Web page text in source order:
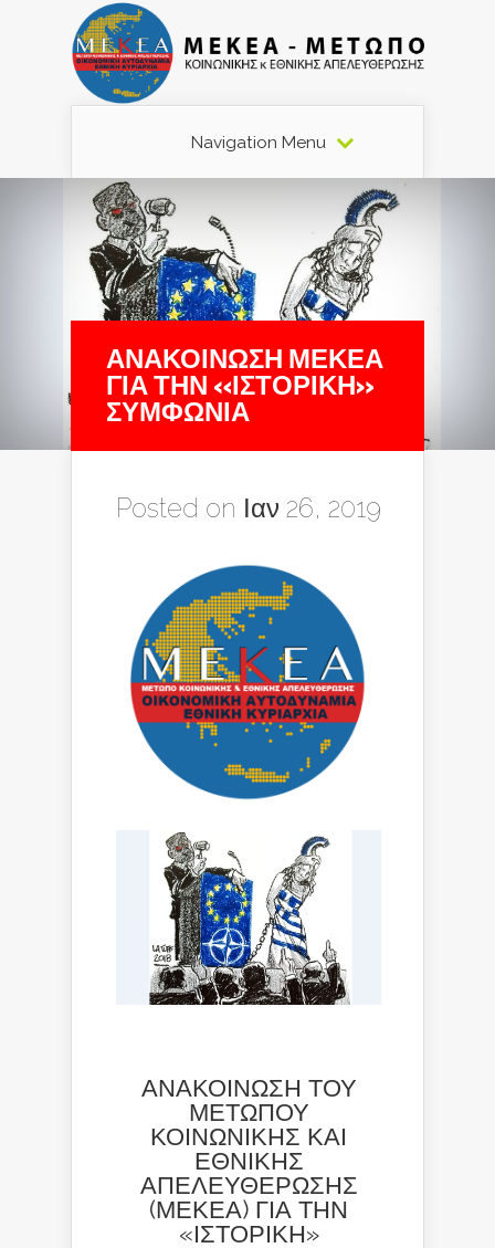
Navigation Menu
ΑΝΑΚΟΙΝΩΣΗ ΜΕΚΕΑ
ΓΙΑ ΤΗΝ «ΙΣΤΟΡΙΚΗ»
ΣΥΜΦΩΝΙΑ
Posted on Ιαν 26, 2019
ΑΝΑΚΟΙΝΩΣΗ ΤΟΥ
ΜΕΤΩΠΟΥ
ΚΟΙΝΩΝΙΚΗΣ ΚΑΙ
ΕΘΝΙΚΗΣ
ΑΠΕΛΕΥΘΕΡΩΣΗΣ
(ΜΕΚΕΑ) ΓΙΑ ΤΗΝ
«ΙΣΤΟΡΙΚΗ»